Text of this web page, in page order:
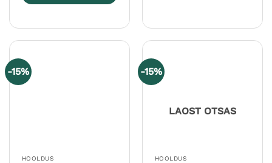
varianti.
Valikuid
saab
-15%
HOOLDUS
-15%
LAOST OTSAS
HOOLDUS